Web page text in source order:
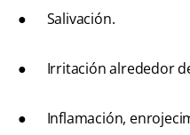
● Salivación.
● Irritación alrededor de
● Inflamación,